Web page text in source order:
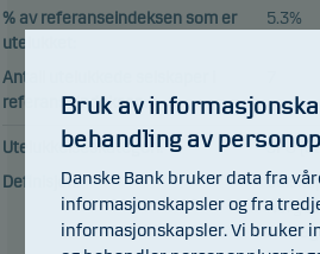
% av referanseindeksen som er
utelukket:
5.3%
Antall utelukkede selskaper i
referanseindeksen:
Utelukkelseskategori:
SPU
Definisjon:
Bruk av
behandling av
Danske Bank bruker data fra
informasjonskapsler og fra
informasjonskapsler. Vi bruker